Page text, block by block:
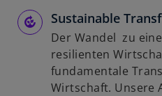
Sustainable
Der Wandel zu
resilienten
fundamentale
Wirtschaft. Unsere